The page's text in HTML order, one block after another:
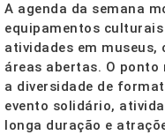
A agenda da semana
equipamentos
atividades em
áreas abertas. O
a diversidade de
evento solidário,
longa duração e